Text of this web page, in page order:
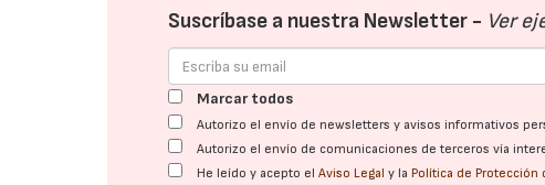
Suscríbase a nuestra Newsletter - Ver
Marcar todos
Autorizo el envío de newsletters y avisos informativos
Autorizo el envío de comunicaciones de terceros vía
He leído y acepto elAviso Legal y la Política de Protección